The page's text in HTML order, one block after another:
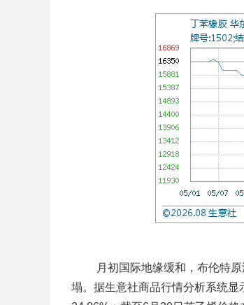
月初国际地缘缓和，布伦特原
塌。据生意社商品行情分析系统